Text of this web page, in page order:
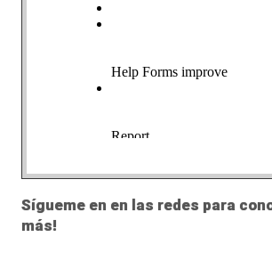
Sígueme en en las redes para
más!